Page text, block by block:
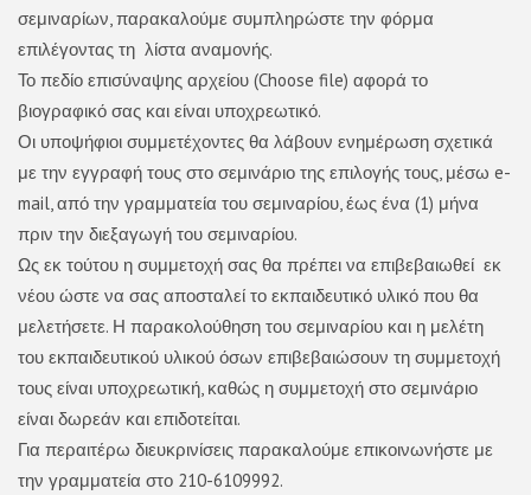
σεμιναρίων, παρακαλούμε συμπληρώστε την φόρμα
επιλέγοντας τη λίστα αναμονής.
Το πεδίο επισύναψης αρχείου (Choose file) αφορά το
βιογραφικό σας και είναι υποχρεωτικό.
Οι υποψήφιοι συμμετέχοντες θα λάβουν ενημέρωση σχετικά
με την εγγραφή τους στο σεμινάριο της επιλογής τους, μέσω e-
mail, από την γραμματεία του σεμιναρίου, έως ένα (1) μήνα
πριν την διεξαγωγή του σεμιναρίου.
Ως εκ τούτου η συμμετοχή σας θα πρέπει να επιβεβαιωθεί εκ
νέου ώστε να σας αποσταλεί το εκπαιδευτικό υλικό που θα
μελετήσετε. Η παρακολούθηση του σεμιναρίου και η μελέτη
του εκπαιδευτικού υλικού όσων επιβεβαιώσουν τη συμμετοχή
τους είναι υποχρεωτική, καθώς η συμμετοχή στο σεμινάριο
είναι δωρεάν και επιδοτείται.
Για περαιτέρω διευκρινίσεις παρακαλούμε επικοινωνήστε με
την γραμματεία στο 210-6109992.